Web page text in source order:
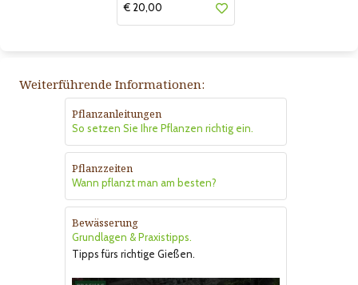
€ 20,00
Weiterführende Informationen:
Pflanzanleitungen
So setzen Sie Ihre Pflanzen richtig ein.
Pflanzzeiten
Wann pflanzt man am besten?
Bewässerung
Grundlagen & Praxistipps.
Tipps fürs richtige Gießen.